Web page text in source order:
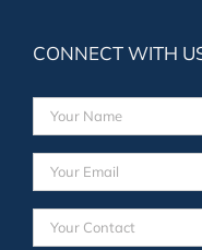
CONNECT WITH